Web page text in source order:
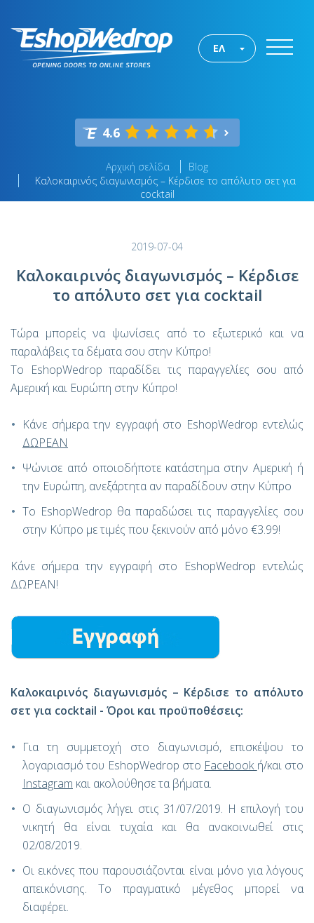
ΕΛ
4.6
Αρχική σελίδα
Blog
Καλοκαιρινός διαγωνισμός – Κέρδισε το απόλυτο σετ για
cocktail
2019-07-04
Καλοκαιρινός διαγωνισμός – Κέρδισε
το απόλυτο σετ για cocktail
Τώρα μπορείς να ψωνίσεις από το εξωτερικό και να
παραλάβεις τα δέματα σου στην Κύπρο!
Το EshopWedrop παραδίδει τις παραγγελίες σου από
Αμερική και Ευρώπη στην Κύπρο!
Κάνε σήμερα την εγγραφή στο EshopWedrop εντελώς
ΔΩΡΕΑΝ
Ψώνισε από οποιοδήποτε κατάστημα στην Αμερική ή
την Ευρώπη, ανεξάρτητα αν παραδίδουν στην Κύπρο
Το EshopWedrop θα παραδώσει τις παραγγελίες σου
στην Κύπρο με τιμές που ξεκινούν από μόνο €3.99!
Κάνε σήμερα την εγγραφή στο EshopWedrop εντελώς
ΔΩΡΕΑΝ!
Καλοκαιρινός διαγωνισμός – Κέρδισε το απόλυτο
σετ για cocktail - Όροι και προϋποθέσεις:
Για τη συμμετοχή στο διαγωνισμό, επισκέψου το
λογαριασμό του EshopWedrop στο Facebook ή/και στο
Instagram και ακολούθησε τα βήματα.
Ο διαγωνισμός λήγει στις 31/07/2019. Η επιλογή του
νικητή θα είναι τυχαία και θα ανακοινωθεί στις
02/08/2019.
Οι εικόνες που παρουσιάζονται είναι μόνο για λόγους
απεικόνισης. Το πραγματικό μέγεθος μπορεί να
διαφέρει.